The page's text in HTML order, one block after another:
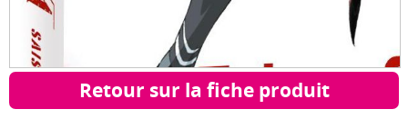
Retour sur la fiche produit